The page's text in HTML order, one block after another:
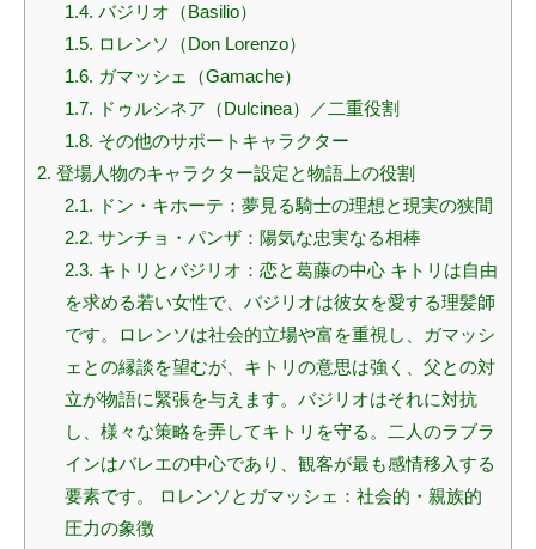
1.4. バジリオ（Basilio）
1.5. ロレンソ（Don Lorenzo）
1.6. ガマッシェ（Gamache）
1.7. ドゥルシネア（Dulcinea）／二重役割
1.8. その他のサポートキャラクター
2. 登場人物のキャラクター設定と物語上の役割
2.1. ドン・キホーテ：夢見る騎士の理想と現実の狭間
2.2. サンチョ・パンザ：陽気な忠実なる相棒
2.3. キトリとバジリオ：恋と葛藤の中心 キトリは自由
を求める若い女性で、バジリオは彼女を愛する理髪師
です。ロレンソは社会的立場や富を重視し、ガマッシ
ェとの縁談を望むが、キトリの意思は強く、父との対
立が物語に緊張を与えます。バジリオはそれに対抗
し、様々な策略を弄してキトリを守る。二人のラブラ
インはバレエの中心であり、観客が最も感情移入する
要素です。 ロレンソとガマッシェ：社会的・親族的
圧力の象徴